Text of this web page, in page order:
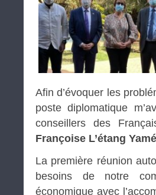
Afin d’évoquer les
poste diplomatique
conseillers des
Françoise L’étang
La première réunion
besoins de notre
économique avec